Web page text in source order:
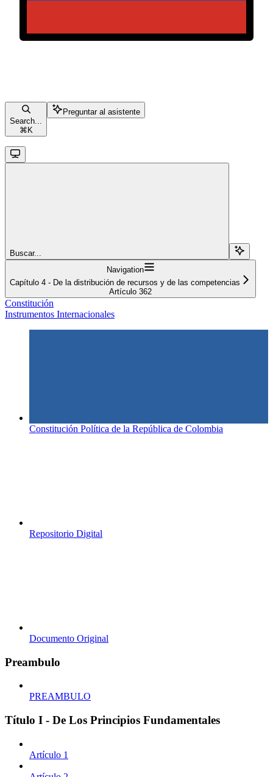
Search...
⌘ K
Preguntar al asistente
Buscar...
Navigation
Capítulo 4 - De la distribución de recursos y de las competencias
Artículo 362
Constitución
Instrumentos Internacionales
Constitución Política de la República de Colombia
Repositorio Digital
Documento Original
Preambulo
PREAMBULO
Título I - De Los Principios Fundamentales
Artículo 1